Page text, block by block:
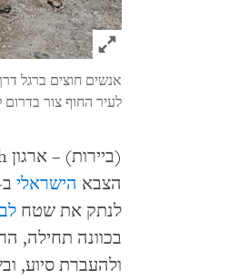
expand Image
אנשים חוצים ברגל
לעיר החוף צור בדרום לבנון, 16
הצבא הישראלי
לנתק את שטח
בכוונה תחילה,
ולהעברת סיוע,